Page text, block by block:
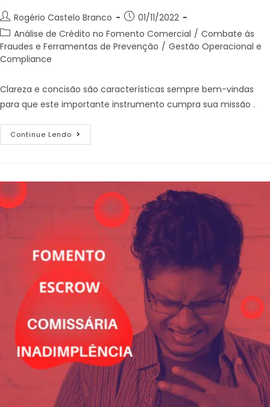
Rogério Castelo Branco
01/11/2022
Análise de Crédito no Fomento Comercial / Combate às
Fraudes e Ferramentas de Prevenção / Gestão Operacional e
Compliance
Clareza e concisão são características sempre bem-vindas
para que este importante instrumento cumpra sua missão .
Continue Lendo